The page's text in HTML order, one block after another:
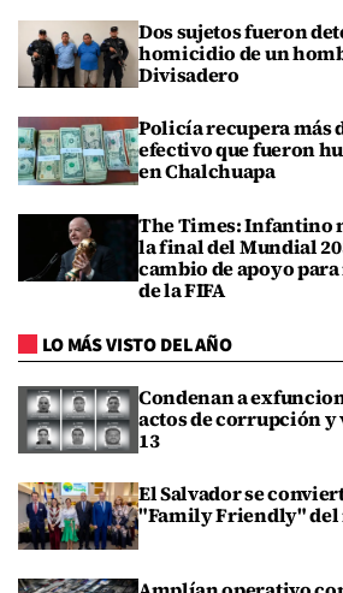
Dos sujetos fueron
homicidio de un
Divisadero
Policía recupera más
efectivo que fueron
en Chalchuapa
The Times: Infantino
la final del Mundial
cambio de apoyo
de la FIFA
LO MÁS VISTO DEL AÑO
Condenan a
actos de corrupción y
13
El Salvador se
"Family Friendly" del